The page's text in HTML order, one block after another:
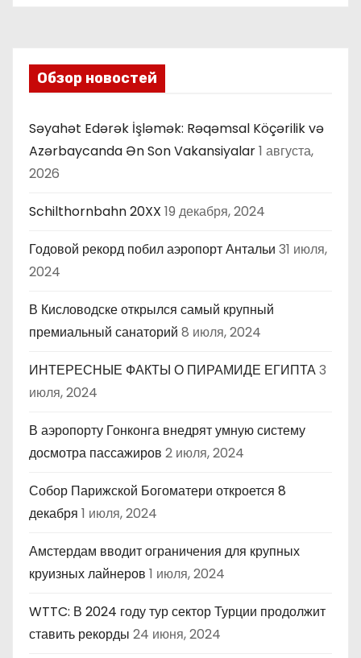
Обзор новостей
Səyahət Edərək İşləmək: Rəqəmsal Köçərilik və
Azərbaycanda Ən Son Vakansiyalar1 августа,
2026
Schilthornbahn 20XX 19 декабря, 2024
Годовой рекорд побил аэропорт Антальи 31 июля,
2024
В Кисловодске открылся самый крупный
премиальный санаторий 8 июля, 2024
ИНТЕРЕСНЫЕ ФАКТЫ О ПИРАМИДЕ ЕГИПТА3
июля, 2024
В аэропорту Гонконга внедрят умную систему
досмотра пассажиров 2 июля, 2024
Собор Парижской Богоматери откроется 8
декабря 1 июля, 2024
Амстердам вводит ограничения для крупных
круизных лайнеров 1 июля, 2024
WTTC: В 2024 году тур сектор Турции продолжит
ставить рекорды 24 июня, 2024